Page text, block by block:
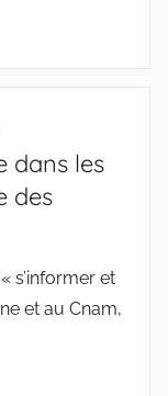
dans les
des
s’informer et
et au Cnam,